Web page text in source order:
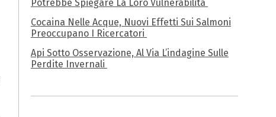
Potrebbe Spiegare La Loro Vulnerabilità
Cocaina Nelle Acque, Nuovi Effetti Sui Salmoni
Preoccupano I Ricercatori
Api Sotto Osservazione, Al Via L’indagine Sulle
Perdite Invernali